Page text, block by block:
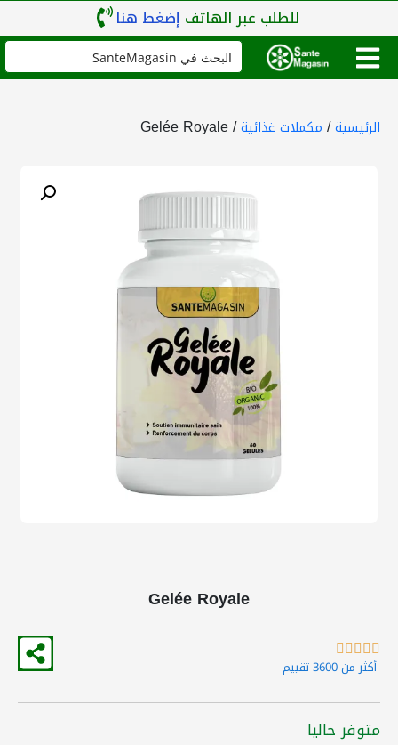
للطلب عبر الهاتف إضغط هنا
الرئيسية/ مكملات غذائية/ Gelée Royale
Gelée Royale





أكثر من 3600 تقييم
متوفر حاليا